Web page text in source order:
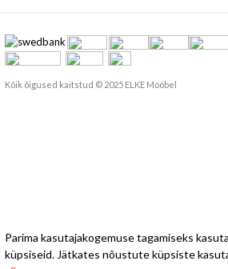
Kõik õigused kaitstud © 2025 ELKE Mööbel
Parima kasutajakogemuse tagamiseks
küpsiseid. Jätkates nõustute küpsiste